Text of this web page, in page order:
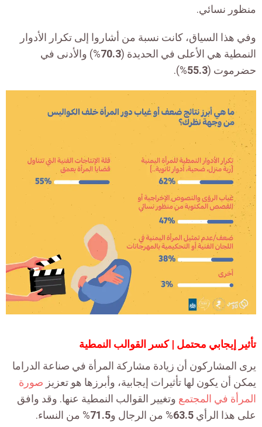
منظور نسائي.
وفي هذا السياق، كانت نسبة من أشاروا إلى تكرار الأدوار
النمطية هي الأعلى في الحديدة (70.3%) والأدنى في
حضرموت (55.3
%).
تأثير إيجابي محتمل | كسر القوالب النمطية
يرى المشاركون أن زيادة مشاركة المرأة في صناعة الدراما
يمكن أن يكون لها تأثيرات إيجابية، وأبرزها هو تعزيز صورة
المرأة في المجتمع وتغيير القوالب النمطية عنها. وقد وافق
على هذا الرأي 63.5% من الرجال و71.5% من النساء.